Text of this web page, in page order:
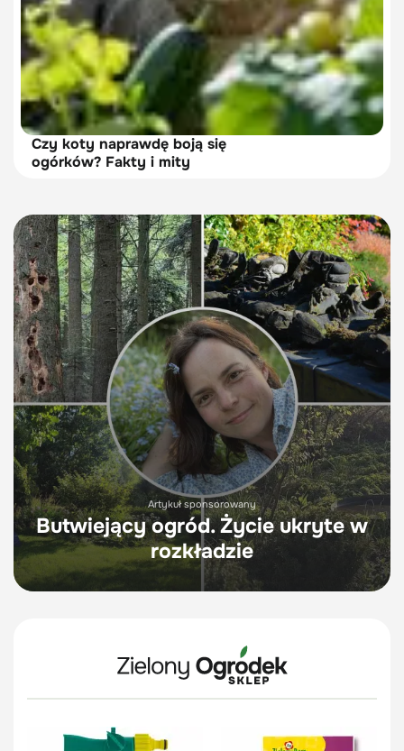
Czy koty naprawdę boją się
ogórków? Fakty i mity
Artykuł sponsorowany
Butwiejący ogród. Życie ukryte w
rozkładzie